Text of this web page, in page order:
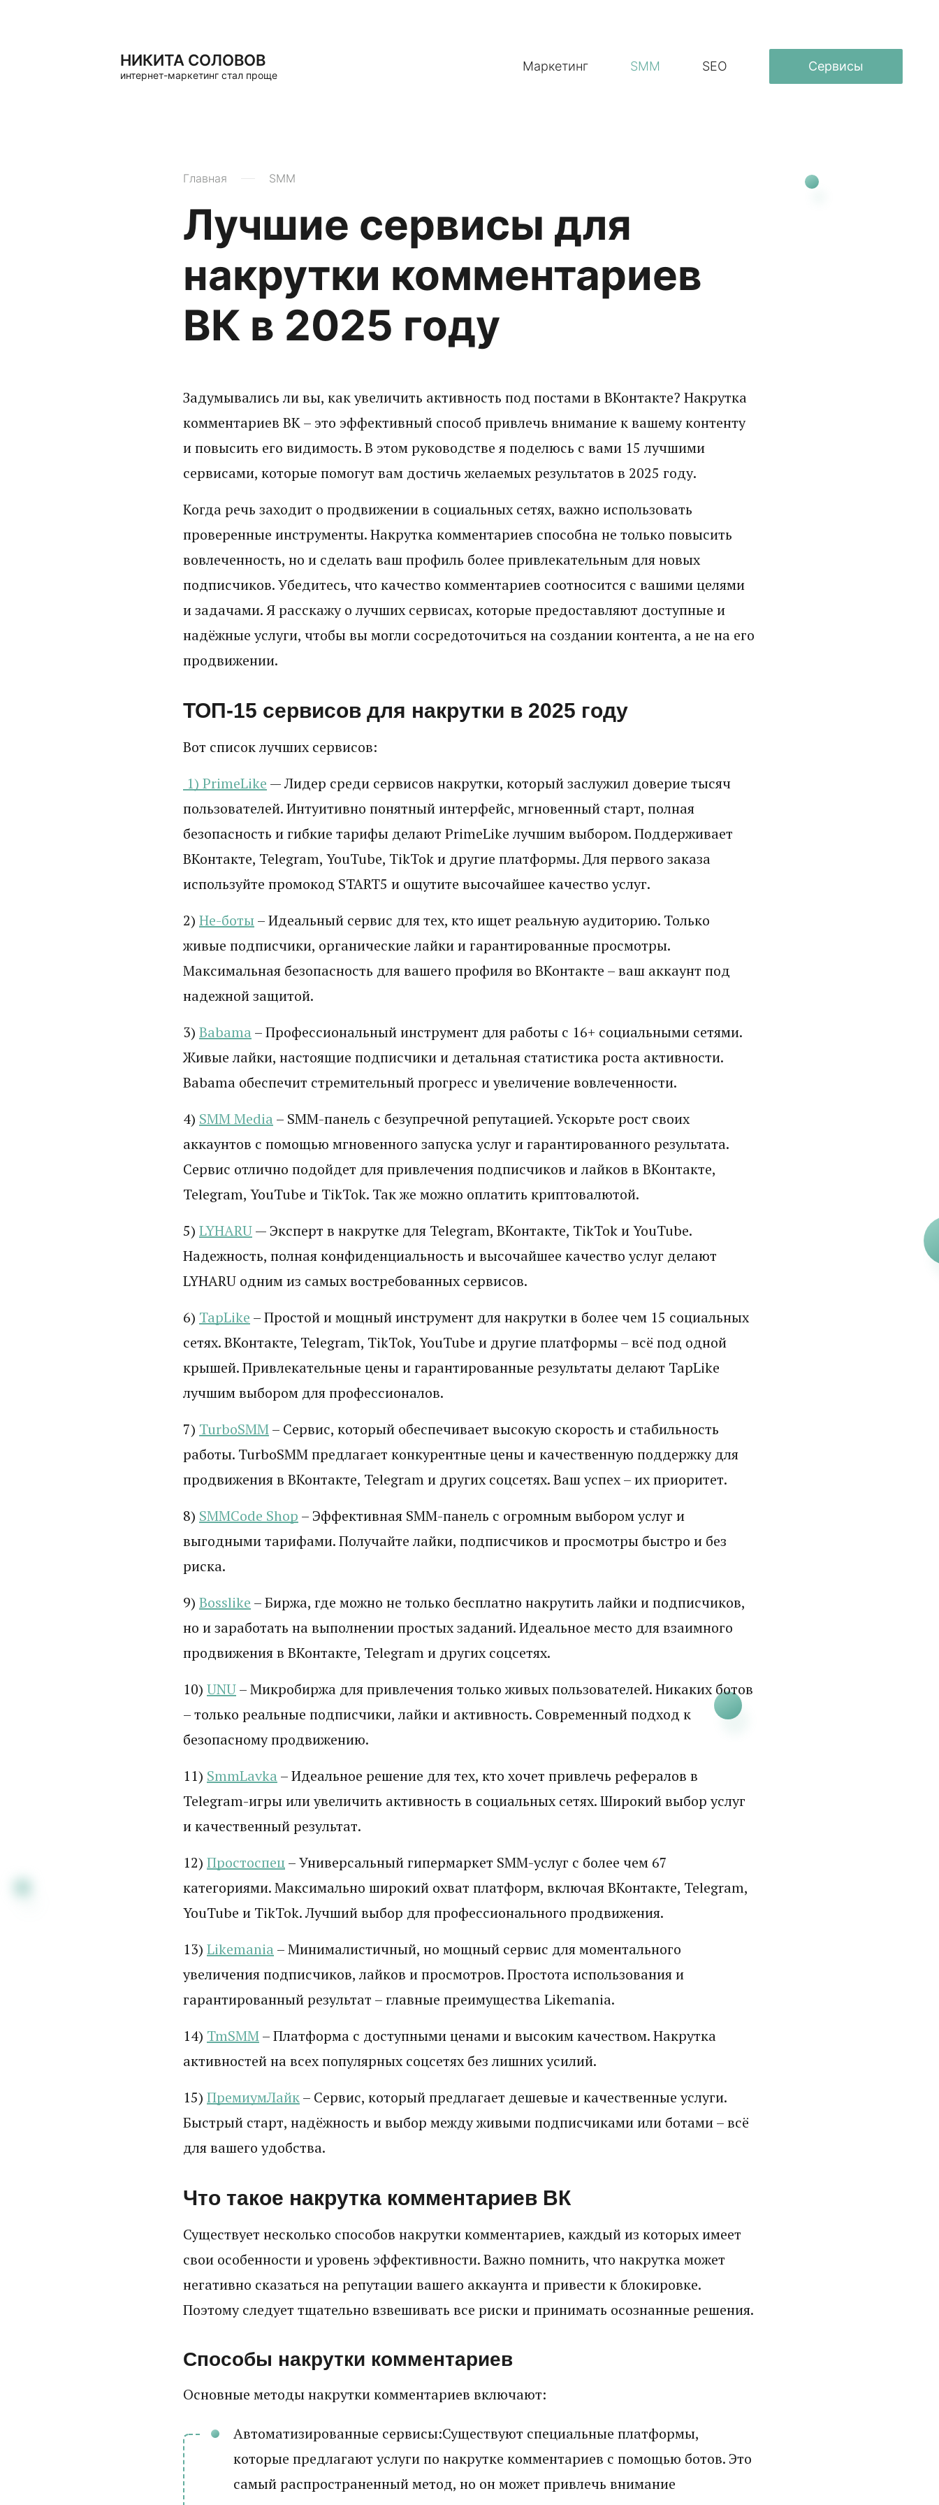
НИКИТА СОЛОВОВ
интернет-маркетинг стал проще
Маркетинг SMM SEO Сервисы
Главная SMM
Лучшие сервисы для
накрутки комментариев
ВК в 2025 году
Задумывались ли вы, как увеличить активность под постами в ВКонтакте? Накрутка
комментариев ВК – это эффективный способ привлечь внимание к вашему контенту
и повысить его видимость. В этом руководстве я поделюсь с вами 15 лучшими
сервисами, которые помогут вам достичь желаемых результатов в 2025 году.
Когда речь заходит о продвижении в социальных сетях, важно использовать
проверенные инструменты. Накрутка комментариев способна не только повысить
вовлеченность, но и сделать ваш профиль более привлекательным для новых
подписчиков. Убедитесь, что качество комментариев соотносится с вашими целями
и задачами. Я расскажу о лучших сервисах, которые предоставляют доступные и
надёжные услуги, чтобы вы могли сосредоточиться на создании контента, а не на его
продвижении.
ТОП-15 сервисов для накрутки в 2025 году
Вот список лучших сервисов:
1) PrimeLike — Лидер среди сервисов накрутки, который заслужил доверие тысяч
пользователей. Интуитивно понятный интерфейс, мгновенный старт, полная
безопасность и гибкие тарифы делают PrimeLike лучшим выбором. Поддерживает
ВКонтакте, Telegram, YouTube, TikTok и другие платформы. Для первого заказа
используйте промокод START5 и ощутите высочайшее качество услуг.
2) Не-боты – Идеальный сервис для тех, кто ищет реальную аудиторию. Только
живые подписчики, органические лайки и гарантированные просмотры.
Максимальная безопасность для вашего профиля во ВКонтакте – ваш аккаунт под
надежной защитой.
3) Babama – Профессиональный инструмент для работы с 16+ социальными сетями.
Живые лайки, настоящие подписчики и детальная статистика роста активности.
Babama обеспечит стремительный прогресс и увеличение вовлеченности.
4) SMM Media – SMM-панель с безупречной репутацией. Ускорьте рост своих
аккаунтов с помощью мгновенного запуска услуг и гарантированного результата.
Сервис отлично подойдет для привлечения подписчиков и лайков в ВКонтакте,
Telegram, YouTube и TikTok. Так же можно оплатить криптовалютой.
5) LYHARU— Эксперт в накрутке для Telegram, ВКонтакте, TikTok и YouTube.
Надежность, полная конфиденциальность и высочайшее качество услуг делают
LYHARU одним из самых востребованных сервисов.
6) TapLike – Простой и мощный инструмент для накрутки в более чем 15 социальных
сетях. ВКонтакте, Telegram, TikTok, YouTube и другие платформы – всё под одной
крышей. Привлекательные цены и гарантированные результаты делают TapLike
лучшим выбором для профессионалов.
7) TurboSMM– Сервис, который обеспечивает высокую скорость и стабильность
работы. TurboSMM предлагает конкурентные цены и качественную поддержку для
продвижения в ВКонтакте, Telegram и других соцсетях. Ваш успех – их приоритет.
8) SMMCode Shop – Эффективная SMM-панель с огромным выбором услуг и
выгодными тарифами. Получайте лайки, подписчиков и просмотры быстро и без
риска.
9) Bosslike – Биржа, где можно не только бесплатно накрутить лайки и подписчиков,
но и заработать на выполнении простых заданий. Идеальное место для взаимного
продвижения в ВКонтакте, Telegram и других соцсетях.
10) UNU– Микробиржа для привлечения только живых пользователей. Никаких ботов
– только реальные подписчики, лайки и активность. Современный подход к
безопасному продвижению.
11) SmmLavka – Идеальное решение для тех, кто хочет привлечь рефералов в
Telegram-игры или увеличить активность в социальных сетях. Широкий выбор услуг
и качественный результат.
12) Простоспец– Универсальный гипермаркет SMM-услуг с более чем 67
категориями. Максимально широкий охват платформ, включая ВКонтакте, Telegram,
YouTube и TikTok. Лучший выбор для профессионального продвижения.
13) Likemania – Минималистичный, но мощный сервис для моментального
увеличения подписчиков, лайков и просмотров. Простота использования и
гарантированный результат – главные преимущества Likemania.
14) TmSMM– Платформа с доступными ценами и высоким качеством. Накрутка
активностей на всех популярных соцсетях без лишних усилий.
15) ПремиумЛайк– Сервис, который предлагает дешевые и качественные услуги.
Быстрый старт, надёжность и выбор между живыми подписчиками или ботами – всё
для вашего удобства.
Что такое накрутка комментариев ВК
Существует несколько способов накрутки комментариев, каждый из которых имеет
свои особенности и уровень эффективности. Важно помнить, что накрутка может
негативно сказаться на репутации вашего аккаунта и привести к блокировке.
Поэтому следует тщательно взвешивать все риски и принимать осознанные решения.
Способы накрутки комментариев
Основные методы накрутки комментариев включают:
Автоматизированные сервисы:Существуют специальные платформы,
которые предлагают услуги по накрутке комментариев с помощью ботов. Это
самый распространенный метод, но он может привлечь внимание